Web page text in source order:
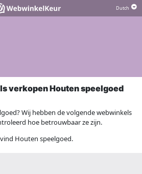
verkopen Houten speelgoed
Wij hebben de volgende webwinkels
hoe betrouwbaar ze zijn.
Houten speelgoed.